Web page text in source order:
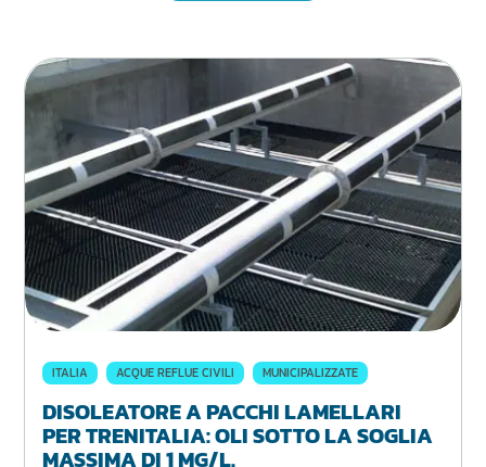
ITALIA ACQUE REFLUE CIVILI MUNICIPALIZZATE
DISOLEATORE A PACCHI LAMELLARI
PER TRENITALIA: OLI SOTTO LA SOGLIA
MASSIMA DI 1 MG/L.